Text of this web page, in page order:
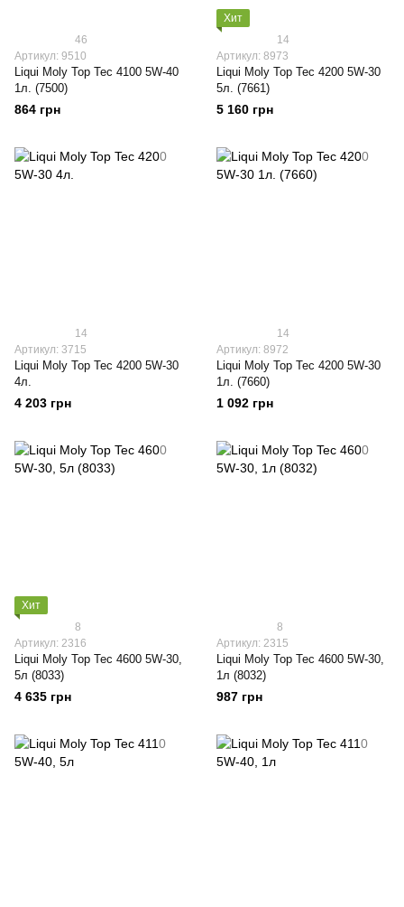
46
Артикул: 9510
Liqui Moly Top Tec 4100 5W-40
1л. (7500)
864 грн
Хит
14
Артикул: 8973
Liqui Moly Top Tec 4200 5W-30
5л. (7661)
5 160 грн
14
Артикул: 3715
Liqui Moly Top Tec 4200 5W-30
4л.
4 203 грн
14
Артикул: 8972
Liqui Moly Top Tec 4200 5W-30
1л. (7660)
1 092 грн
Хит
8
Артикул: 2316
Liqui Moly Top Tec 4600 5W-30,
5л (8033)
4 635 грн
8
Артикул: 2315
Liqui Moly Top Tec 4600 5W-30,
1л (8032)
987 грн